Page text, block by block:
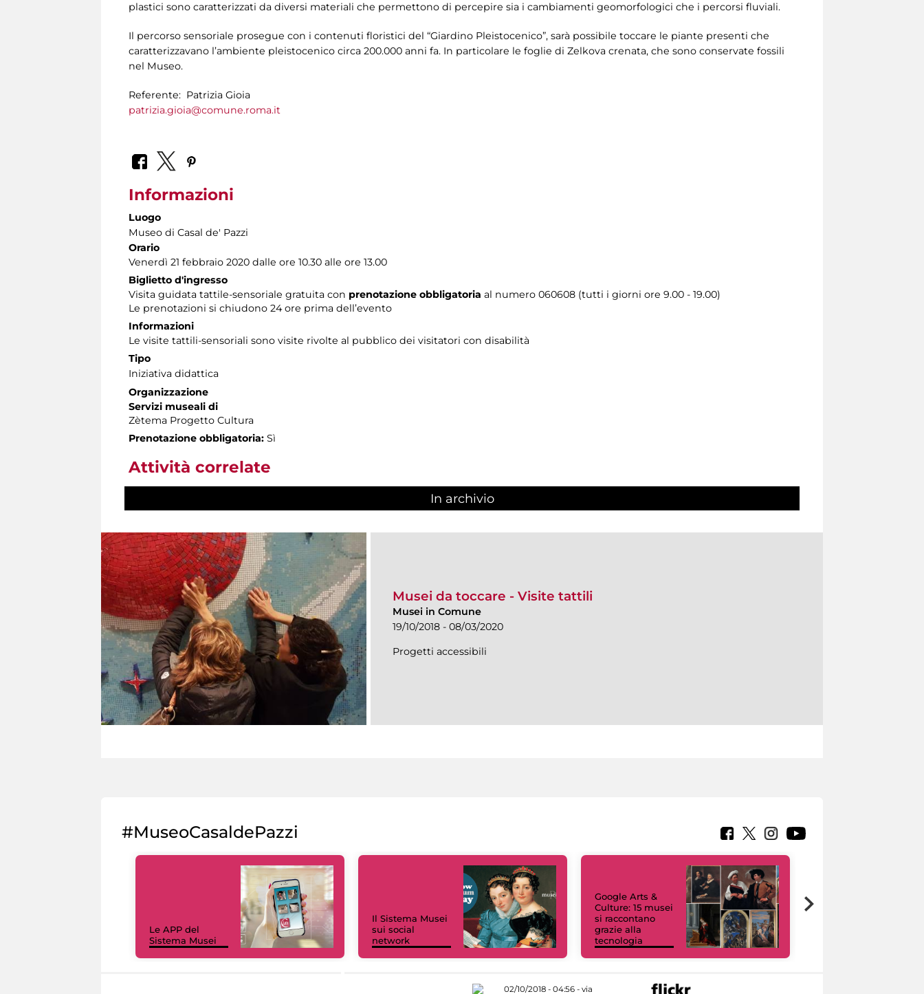
plastici sono caratterizzati da diversi materiali che permettono di percepire sia i cambiamenti geomorfologici che i percorsi fluviali.
Il percorso sensoriale prosegue con i contenuti floristici del “Giardino Pleistocenico”, sarà possibile toccare le piante presenti che
caratterizzavano l’ambiente pleistocenico circa 200.000 anni fa. In particolare le foglie di Zelkova crenata, che sono conservate fossili
nel Museo.
Referente: Patrizia Gioia
patrizia.gioia@comune.roma.it
Informazioni
Luogo
Museo di Casal de' Pazzi
Orario
Venerdì 21 febbraio 2020 dalle ore 10.30 alle ore 13.00
Biglietto d'ingresso
Visita guidata tattile-sensoriale gratuita con prenotazione obbligatoria al numero 060608 (tutti i giorni ore 9.00 - 19.00)
Le prenotazioni si chiudono 24 ore prima dell’evento
Informazioni
Le visite tattili-sensoriali sono visite rivolte al pubblico dei visitatori con disabilità
Tipo
Iniziativa didattica
Organizzazione
Servizi museali di
Zètema Progetto Cultura
Prenotazione obbligatoria: Sì
Attività correlate
In archivio
Musei da toccare - Visite tattili
Musei in Comune
19/10/2018 - 08/03/2020
Progetti accessibili
#MuseoCasaldePazzi
Le APP del
Sistema Musei
Il Sistema Musei
sui social
network
Google Arts &
Culture: 15 musei
si raccontano
grazie alla
tecnologia